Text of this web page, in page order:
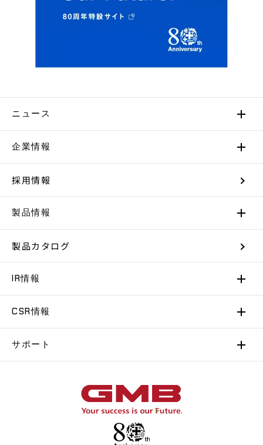
ニュース
企業情報
採用情報
製品情報
製品カタログ
IR情報
CSR情報
サポート